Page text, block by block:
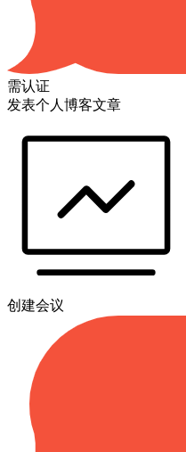
需认证
发表个人博客文章
创建会议